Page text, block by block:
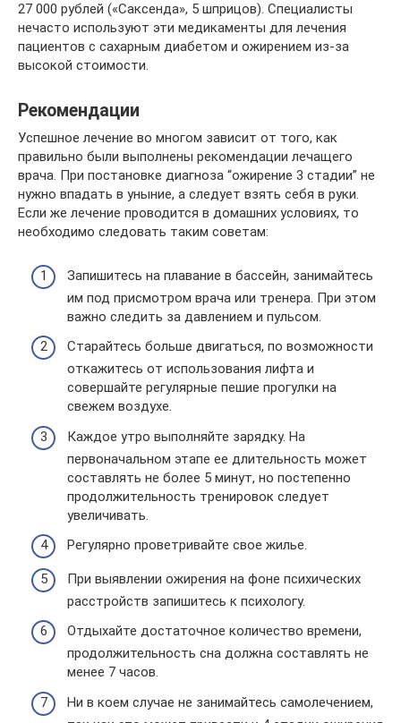
27 000 рублей («Саксенда», 5 шприцов). Специалисты
нечасто используют эти медикаменты для лечения
пациентов с сахарным диабетом и ожирением из-за
высокой стоимости.
Рекомендации
Успешное лечение во многом зависит от того, как
правильно были выполнены рекомендации лечащего
врача. При постановке диагноза “ожирение 3 стадии” не
нужно впадать в уныние, а следует взять себя в руки.
Если же лечение проводится в домашних условиях, то
необходимо следовать таким советам:
Запишитесь на плавание в бассейн, занимайтесь
им под присмотром врача или тренера. При этом
важно следить за давлением и пульсом.
Старайтесь больше двигаться, по возможности
откажитесь от использования лифта и
совершайте регулярные пешие прогулки на
свежем воздухе.
Каждое утро выполняйте зарядку. На
первоначальном этапе ее длительность может
составлять не более 5 минут, но постепенно
продолжительность тренировок следует
увеличивать.
Регулярно проветривайте свое жилье.
При выявлении ожирения на фоне психических
расстройств запишитесь к психологу.
Отдыхайте достаточное количество времени,
продолжительность сна должна составлять не
менее 7 часов.
Ни в коем случае не занимайтесь самолечением,